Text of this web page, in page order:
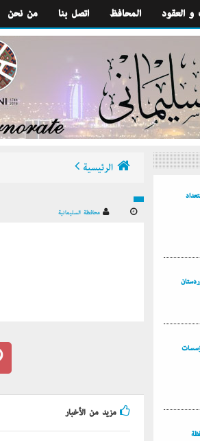
من نحن اتصل بنا المحافظ و العقود
الرئيسية
محافظة السليمانية
مزيد من الأخبار